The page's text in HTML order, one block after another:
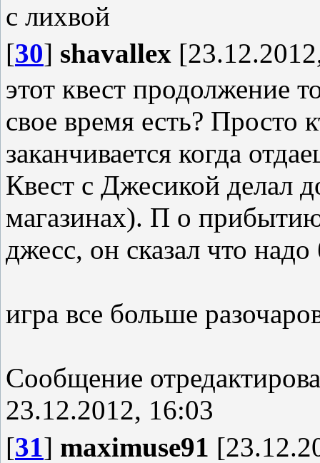
с лихвой
[30] shavallex
этот квест продолжение
свое время есть? Просто
заканчивается когда
Квест с Джесикой делал
магазинах). П о
джесс, он сказал что
игра все больше
Сообщение
23.12.2012, 16:03
[31] maximuse91